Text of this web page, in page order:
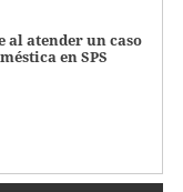
al atender un caso
en SPS